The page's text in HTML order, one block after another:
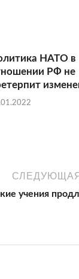
НАТО в
РФ не
учения